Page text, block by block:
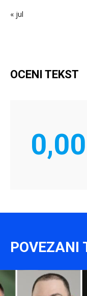
« jul
OCENI TEKST
0,00
POVEZANI